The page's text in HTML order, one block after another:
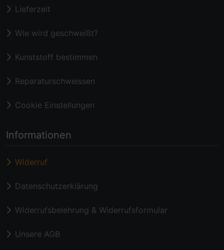
Lieferzeit
Wie wird geschweißt?
Kunststoff bestimmen
Reparaturschweissen
Cookie Einstellungen
Informationen
Widerruf
Datenschutzerklärung
Widerrufsbelehrung & Widerrufsformular
Unsere AGB